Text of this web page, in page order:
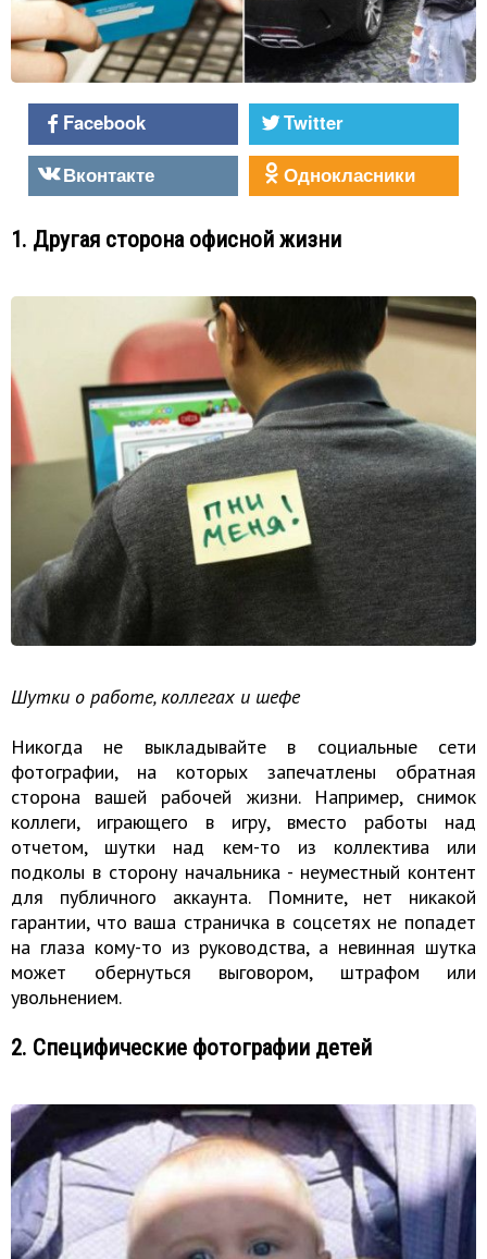
Facebook
Twitter
Вконтакте
Однокласники
1. Другая сторона офисной жизни
Шутки о работе, коллегах и шефе
Никогда не выкладывайте в социальные сети
фотографии, на которых запечатлены обратная
сторона вашей рабочей жизни. Например, снимок
коллеги, играющего в игру, вместо работы над
отчетом, шутки над кем-то из коллектива или
подколы в сторону начальника - неуместный контент
для публичного аккаунта. Помните, нет никакой
гарантии, что ваша страничка в соцсетях не попадет
на глаза кому-то из руководства, а невинная шутка
может обернуться выговором, штрафом или
увольнением.
2. Специфические фотографии детей